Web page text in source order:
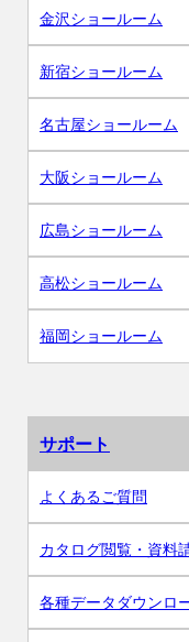
金沢ショールーム
新宿ショールーム
名古屋ショールーム
大阪ショールーム
広島ショールーム
高松ショールーム
福岡ショールーム
サポート
よくあるご質問
カタログ閲覧・資料
各種データダウンロ